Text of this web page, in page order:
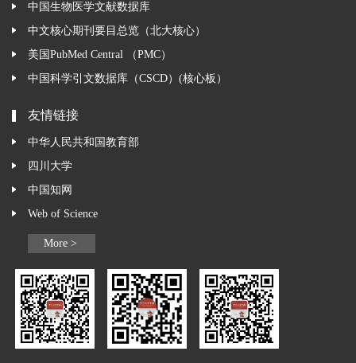
中国生物医学文献数据库
中文核心期刊要目总览（北大核心）
美国PubMed Central （PMC）
中国科学引文数据库（CSCD）(核心板）
友情链接
中华人民共和国教育部
四川大学
中国知网
Web of Science
More >